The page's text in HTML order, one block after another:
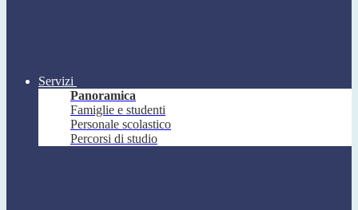
Servizi
Panoramica
Famiglie e studenti
Personale scolastico
Percorsi di studio